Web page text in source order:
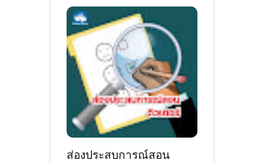
ส่องประสบการณ์สอน